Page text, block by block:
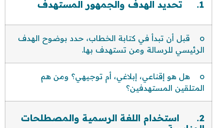
1. تحديد الهدف والجمهور المستهدف
o قبل أن تبدأ في كتابة الخطاب، حدد بوضوح الهدف
الرئيسي للرسالة ومن تستهدف بها.
o هل هو إقناعي، إبلاغي، أم توجيهي؟ ومن هم
المتلقين المستهدفين؟
2. استخدام اللغة الرسمية والمصطلحات